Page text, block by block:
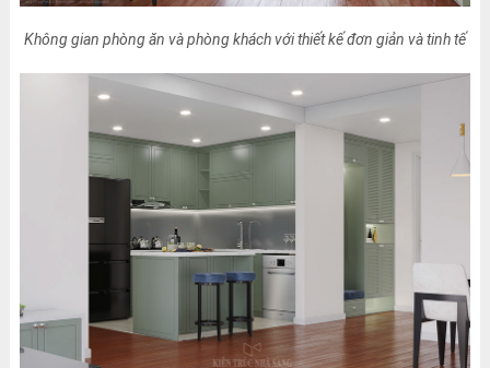
Không gian phòng ăn và phòng khách với thiết kế đơn giản và tinh tế